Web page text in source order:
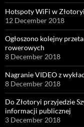
Hotspoty WiFi w
12 December 2018
Ogłoszono kolejny
rowerowych
8 December 2018
Nagranie VIDEO z
8 December 2018
Do Złotoryi przyjedzie
informacji publicznej
3 December 2018